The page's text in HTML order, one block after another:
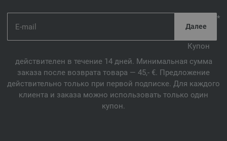
*
Купон
действителен в течение 14 дней. Минимальная сумма
заказа после возврата товара — 45,- €. Предложение
действительно только при первой подписке. Для каждого
клиента и заказа можно использовать только один
купон.